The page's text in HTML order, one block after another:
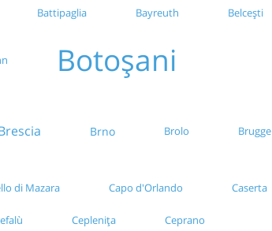
Battipaglia Bayreuth Belcești
Botoșani
Brno Brolo Brugge
di Mazara Capo d'Orlando Caserta
Ceplenița Ceprano